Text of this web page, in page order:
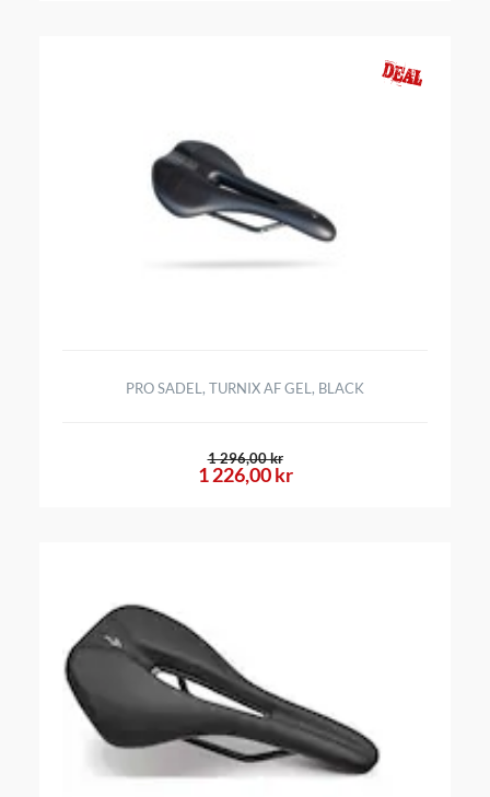
PRO SADEL, TURNIX AF GEL, BLACK
1 226,00 kr
1 296,00 kr